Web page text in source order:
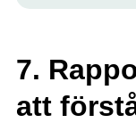
7.
att